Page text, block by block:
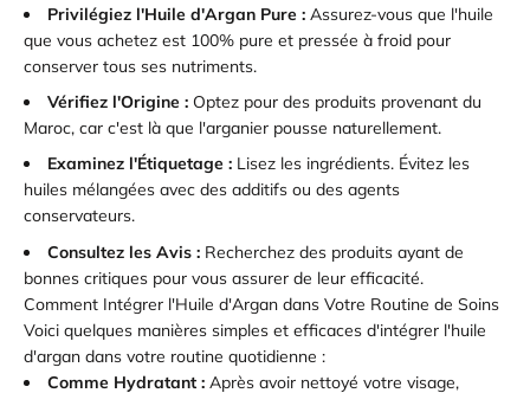
Privilégiez l'Huile d'Argan Pure : Assurez-vous que l'huile
que vous achetez est 100% pure et pressée à froid pour
conserver tous ses nutriments.
Vérifiez l'Origine : Optez pour des produits provenant du
Maroc, car c'est là que l'arganier pousse naturellement.
Examinez l'Étiquetage : Lisez les ingrédients. Évitez les
huiles mélangées avec des additifs ou des agents
conservateurs.
Consultez les Avis : Recherchez des produits ayant de
bonnes critiques pour vous assurer de leur efficacité.
Comment Intégrer l'Huile d'Argan dans Votre Routine de Soins
Voici quelques manières simples et efficaces d'intégrer l'huile
d'argan dans votre routine quotidienne :
Comme Hydratant : Après avoir nettoyé votre visage,